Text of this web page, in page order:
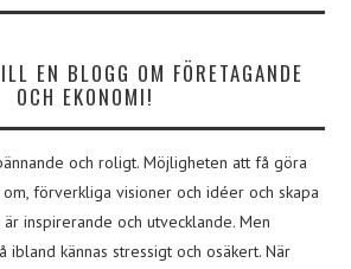
EN BLOGG OM FÖRETAGANDE
OCH EKONOMI!
och roligt. Möjligheten att få göra
förverkliga visioner och idéer och skapa
inspirerande och utvecklande. Men
ibland kännas stressigt och osäkert. När